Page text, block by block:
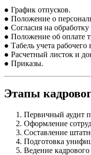
● График отпусков.
● Положение о
● Согласия на
● Положение об оплате
● Табель учета рабочего
● Расчетный листок и
● Приказы.
Этапы
Первичный аудит
Оформление
Составление
Подготовка
Ведение